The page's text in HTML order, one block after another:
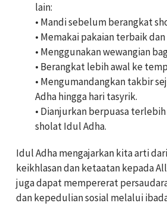
lain:
• Mandi sebelum berangkat
• Memakai pakaian terbaik
• Menggunakan wewangian
• Berangkat lebih awal ke
• Mengumandangkan takbir
Adha hingga hari tasyrik.
• Dianjurkan berpuasa
sholat Idul Adha.
Idul Adha mengajarkan kita arti
keikhlasan dan ketaatan kepada
juga dapat mempererat
dan kepedulian sosial melalui